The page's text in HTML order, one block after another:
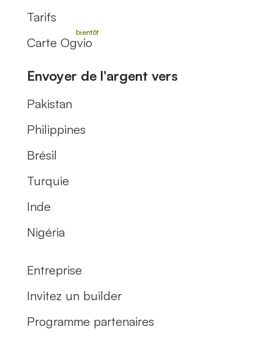
Tarifs
Carte Ogvio
Envoyer de l'argent vers
Pakistan
Philippines
Brésil
Turquie
Inde
Nigéria
Entreprise
Invitez un builder
Programme partenaires